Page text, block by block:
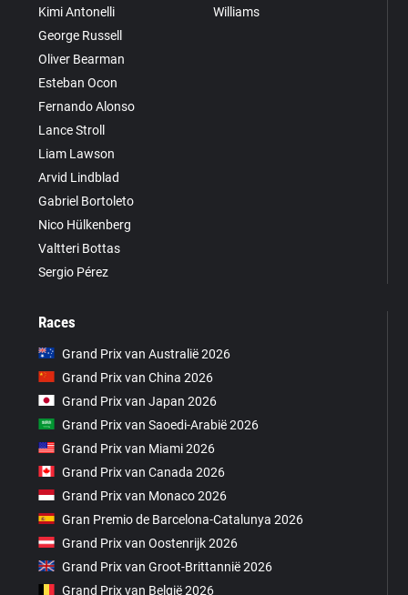
Kimi Antonelli
George Russell
Oliver Bearman
Esteban Ocon
Fernando Alonso
Lance Stroll
Liam Lawson
Arvid Lindblad
Gabriel Bortoleto
Nico Hülkenberg
Valtteri Bottas
Sergio Pérez
Williams
Races
Grand Prix van Australië 2026
Grand Prix van China 2026
Grand Prix van Japan 2026
Grand Prix van Saoedi-Arabië 2026
Grand Prix van Miami 2026
Grand Prix van Canada 2026
Grand Prix van Monaco 2026
Gran Premio de Barcelona-Catalunya 2026
Grand Prix van Oostenrijk 2026
Grand Prix van Groot-Brittannië 2026
Grand Prix van België 2026